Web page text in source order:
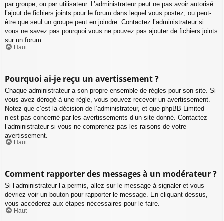
par groupe, ou par utilisateur. L’administrateur peut ne pas avoir autorisé
l’ajout de fichiers joints pour le forum dans lequel vous postez, ou peut-
être que seul un groupe peut en joindre. Contactez l’administrateur si
vous ne savez pas pourquoi vous ne pouvez pas ajouter de fichiers joints
sur un forum.
Haut
Pourquoi ai-je reçu un avertissement ?
Chaque administrateur a son propre ensemble de règles pour son site. Si
vous avez dérogé à une règle, vous pouvez recevoir un avertissement.
Notez que c’est la décision de l’administrateur, et que phpBB Limited
n’est pas concerné par les avertissements d’un site donné. Contactez
l’administrateur si vous ne comprenez pas les raisons de votre
avertissement.
Haut
Comment rapporter des messages à un modérateur ?
Si l’administrateur l’a permis, allez sur le message à signaler et vous
devriez voir un bouton pour rapporter le message. En cliquant dessus,
vous accéderez aux étapes nécessaires pour le faire.
Haut